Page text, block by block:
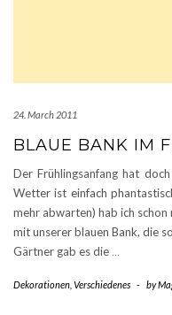
24. March 2011
BLAUE BANK IM
Der Frühlingsanfang hat
Wetter ist einfach
mehr abwarten) hab ich
mit unserer blauen Bank, die
Gärtner gab es die…
Dekorationen Verschiedenes - by